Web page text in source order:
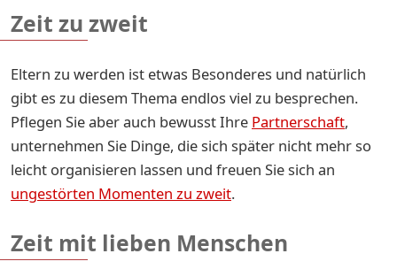
Zeit zu zweit
Eltern zu werden ist etwas Besonderes und natürlich
gibt es zu diesem Thema endlos viel zu besprechen.
Pflegen Sie aber auch bewusst Ihre Partnerschaft,
unternehmen Sie Dinge, die sich später nicht mehr so
leicht organisieren lassen und freuen Sie sich an
ungestörten Momenten zu zweit.
Zeit mit lieben Menschen